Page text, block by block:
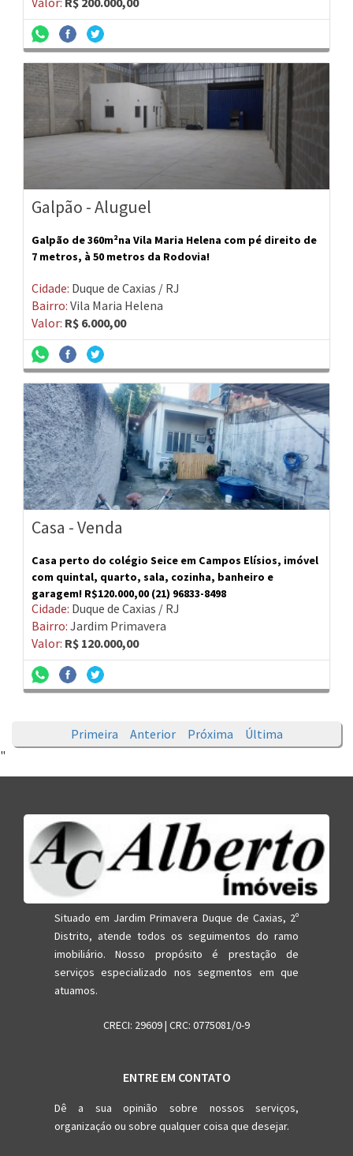
Galpão - Aluguel
Galpão de 360m²na Vila Maria Helena com pé direito de
7 metros, à 50 metros da Rodovia!
Cidade: Duque de Caxias / RJ
Bairro: Vila Maria Helena
Valor: R$ 6.000,00
Casa - Venda
Casa perto do colégio Seice em Campos Elísios, imóvel
com quintal, quarto, sala, cozinha, banheiro e
garagem! R$120.000,00 (21) 96833-8498
Cidade: Duque de Caxias / RJ
Bairro: Jardim Primavera
Valor: R$ 120.000,00
Primeira Anterior Próxima Última
"
Situado em Jardim Primavera Duque de Caxias, 2º
Distrito, atende todos os seguimentos do ramo
imobiliário. Nosso propósito é prestação de
serviços especializado nos segmentos em que
atuamos.
CRECI: 29609 | CRC: 0775081/0-9
ENTRE EM CONTATO
Dê a sua opinião sobre nossos serviços,
organizaçáo ou sobre qualquer coisa que desejar.